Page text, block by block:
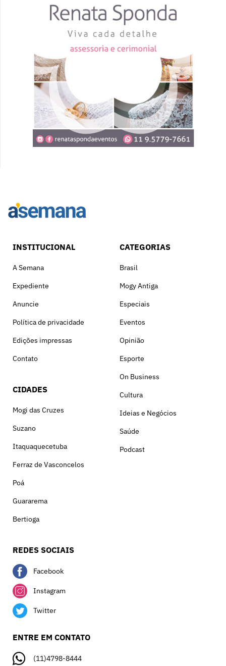
INSTITUCIONAL
A Semana
Expediente
Anuncie
Política de privacidade
Edições impressas
Contato
CIDADES
Mogi das Cruzes
Suzano
Itaquaquecetuba
Ferraz de Vasconcelos
Poá
Guararema
Bertioga
CATEGORIAS
Brasil
Mogy Antiga
Especiais
Eventos
Opinião
Esporte
On Business
Cultura
Ideias e Negócios
Saúde
Podcast
REDES SOCIAIS
Facebook
Instagram
Twitter
ENTRE EM CONTATO
(11)4798-8444